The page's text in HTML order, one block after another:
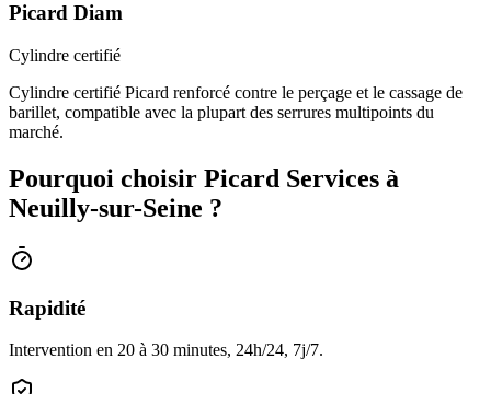
Picard Diam
Cylindre certifié
Cylindre certifié Picard renforcé contre le perçage et le cassage de
barillet, compatible avec la plupart des serrures multipoints du
marché.
Pourquoi choisir Picard Services à
Neuilly-sur-Seine ?
Rapidité
Intervention en 20 à 30 minutes, 24h/24, 7j/7.